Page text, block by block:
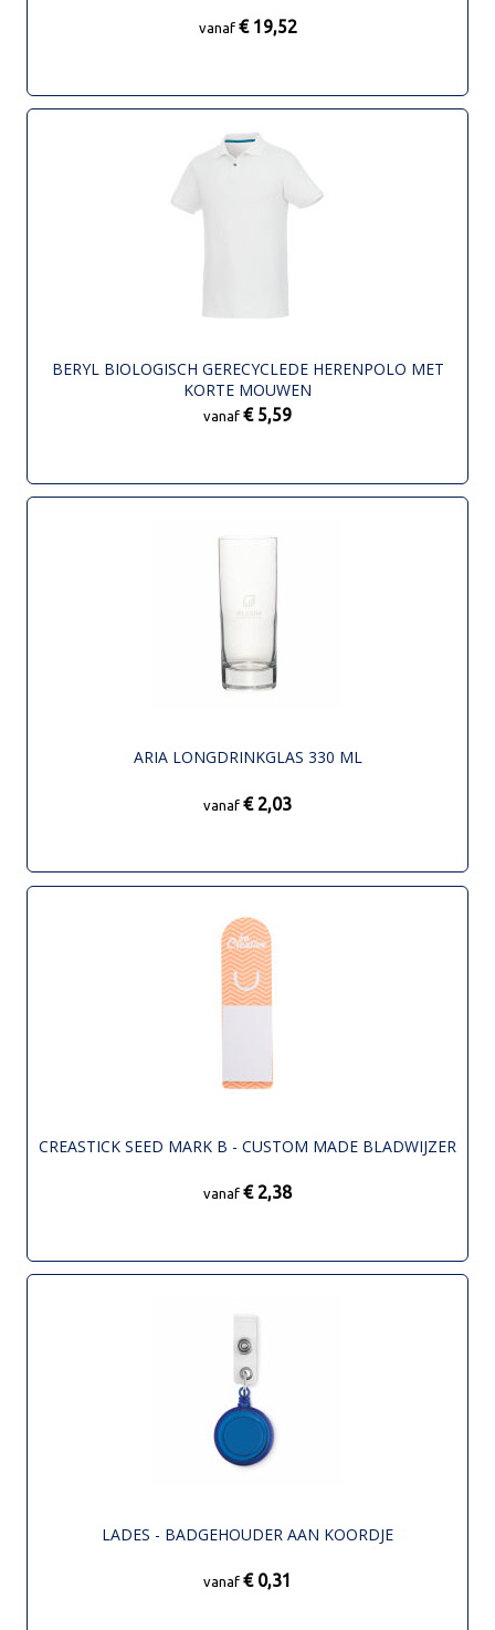
vanaf € 19,52
BERYL BIOLOGISCH GERECYCLEDE HERENPOLO MET
KORTE MOUWEN
vanaf € 5,59
ARIA LONGDRINKGLAS 330 ML
vanaf € 2,03
CREASTICK SEED MARK B - CUSTOM MADE BLADWIJZER
vanaf € 2,38
LADES - BADGEHOUDER AAN KOORDJE
vanaf € 0,31